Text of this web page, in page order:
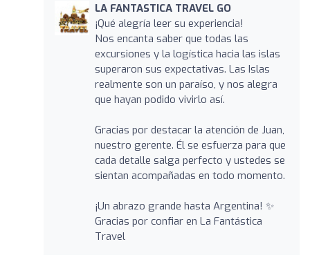
LA FANTASTICA TRAVEL GO
¡Qué alegría leer su experiencia!
Nos encanta saber que todas las
excursiones y la logística hacia las islas
superaron sus expectativas. Las Islas
realmente son un paraíso, y nos alegra
que hayan podido vivirlo así.
Gracias por destacar la atención de Juan,
nuestro gerente. Él se esfuerza para que
cada detalle salga perfecto y ustedes se
sientan acompañadas en todo momento.
¡Un abrazo grande hasta Argentina! ✨
Gracias por confiar en La Fantástica
Travel